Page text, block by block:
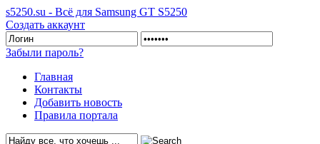
s5250.su - Всё для Samsung GT S5250
Создать аккаунт
Забыли пароль?
Главная
Контакты
Добавить новость
Правила портала